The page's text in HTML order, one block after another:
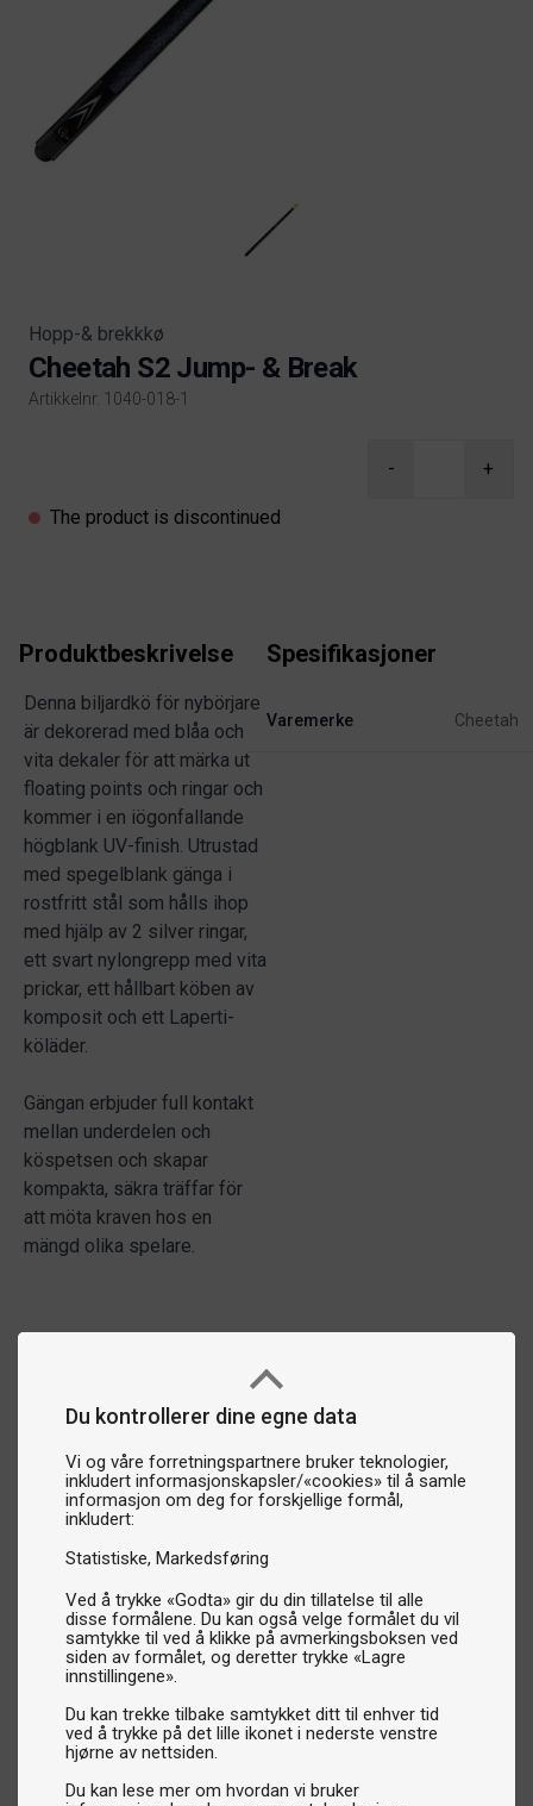
Du kontrollerer dine egne data
Vi og våre forretningspartnere bruker teknologier,
inkludert informasjonskapsler/«cookies» til å samle
informasjon om deg for forskjellige formål,
inkludert:
Statistiske Markedsføring
Ved å trykke «Godta» gir du din tillatelse til alle
disse formålene. Du kan også velge formålet du vil
samtykke til ved å klikke på avmerkingsboksen ved
siden av formålet, og deretter trykke «Lagre
innstillingene».
Du kan trekke tilbake samtykket ditt til enhver tid
ved å trykke på det lille ikonet i nederste venstre
hjørne av nettsiden.
Du kan lese mer om hvordan vi bruker
Hopp-& brekkkø
Cheetah S2 Jump- & Break
Artikkelnr. 1040-018-1
- +
The product is discontinued
Produktbeskrivelse
Denna biljardkö för nybörjare
är dekorerad med blåa och
vita dekaler för att märka ut
floating points och ringar och
kommer i en iögonfallande
högblank UV-finish. Utrustad
med spegelblank gänga i
rostfritt stål som hålls ihop
med hjälp av 2 silver ringar,
ett svart nylongrepp med vita
prickar, ett hållbart köben av
komposit och ett Laperti-
köläder.
Gängan erbjuder full kontakt
mellan underdelen och
köspetsen och skapar
kompakta, säkra träffar för
att möta kraven hos en
mängd olika spelare.
Spesifikasjoner
Varemerke Cheetah